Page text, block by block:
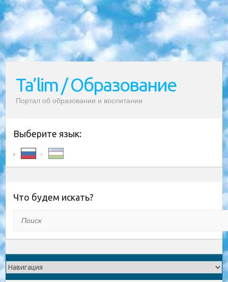
Ta’lim / Образование
Портал об образовании и воспитании
Выберите язык:
Что будем искать?